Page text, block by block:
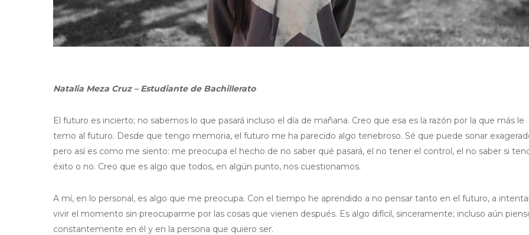
Natalia Meza Cruz – Estudiante de Bachillerato
El futuro es incierto; no sabemos lo que pasará incluso el día de mañana. Creo que esa es la razón por la que más le
temo al futuro. Desde que tengo memoria, el futuro me ha parecido algo tenebroso. Sé que puede sonar
pero así es como me siento: me preocupa el hecho de no saber qué pasará, el no tener el control, el no saber si
éxito o no. Creo que es algo que todos, en algún punto, nos cuestionamos.
A mí, en lo personal, es algo que me preocupa. Con el tiempo he aprendido a no pensar tanto en el futuro, a
vivir el momento sin preocuparme por las cosas que vienen después. Es algo difícil, sinceramente; incluso aún
constantemente en él y en la persona que quiero ser.